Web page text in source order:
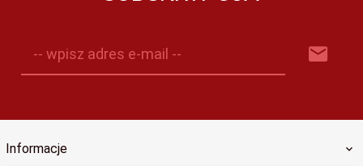
-- wpisz adres e-mail --
Informacje